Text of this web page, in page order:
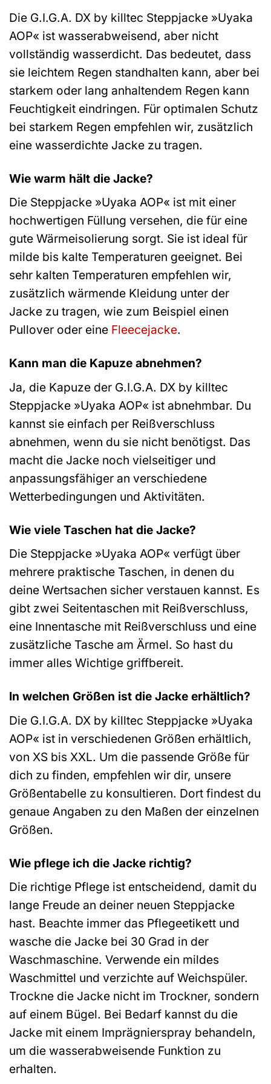
Die G.I.G.A. DX by killtec Steppjacke »Uyaka
AOP« ist wasserabweisend, aber nicht
vollständig wasserdicht. Das bedeutet, dass
sie leichtem Regen standhalten kann, aber bei
starkem oder lang anhaltendem Regen kann
Feuchtigkeit eindringen. Für optimalen Schutz
bei starkem Regen empfehlen wir, zusätzlich
eine wasserdichte Jacke zu tragen.
Wie warm hält die Jacke?
Die Steppjacke »Uyaka AOP« ist mit einer
hochwertigen Füllung versehen, die für eine
gute Wärmeisolierung sorgt. Sie ist ideal für
milde bis kalte Temperaturen geeignet. Bei
sehr kalten Temperaturen empfehlen wir,
zusätzlich wärmende Kleidung unter der
Jacke zu tragen, wie zum Beispiel einen
Pullover oder eine Fleecejacke.
Kann man die Kapuze abnehmen?
Ja, die Kapuze der G.I.G.A. DX by killtec
Steppjacke »Uyaka AOP« ist abnehmbar. Du
kannst sie einfach per Reißverschluss
abnehmen, wenn du sie nicht benötigst. Das
macht die Jacke noch vielseitiger und
anpassungsfähiger an verschiedene
Wetterbedingungen und Aktivitäten.
Wie viele Taschen hat die Jacke?
Die Steppjacke »Uyaka AOP« verfügt über
mehrere praktische Taschen, in denen du
deine Wertsachen sicher verstauen kannst. Es
gibt zwei Seitentaschen mit Reißverschluss,
eine Innentasche mit Reißverschluss und eine
zusätzliche Tasche am Ärmel. So hast du
immer alles Wichtige griffbereit.
In welchen Größen ist die Jacke erhältlich?
Die G.I.G.A. DX by killtec Steppjacke »Uyaka
AOP« ist in verschiedenen Größen erhältlich,
von XS bis XXL. Um die passende Größe für
dich zu finden, empfehlen wir dir, unsere
Größentabelle zu konsultieren. Dort findest du
genaue Angaben zu den Maßen der einzelnen
Größen.
Wie pflege ich die Jacke richtig?
Die richtige Pflege ist entscheidend, damit du
lange Freude an deiner neuen Steppjacke
hast. Beachte immer das Pflegeetikett und
wasche die Jacke bei 30 Grad in der
Waschmaschine. Verwende ein mildes
Waschmittel und verzichte auf Weichspüler.
Trockne die Jacke nicht im Trockner, sondern
auf einem Bügel. Bei Bedarf kannst du die
Jacke mit einem Imprägnierspray behandeln,
um die wasserabweisende Funktion zu
erhalten.